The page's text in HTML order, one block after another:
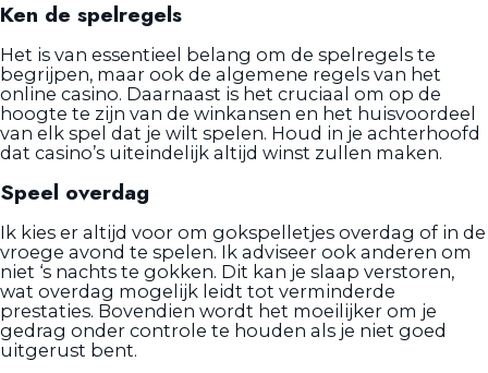
Ken de spelregels
Het is van essentieel belang om de spelregels te
begrijpen, maar ook de algemene regels van het
online casino. Daarnaast is het cruciaal om op de
hoogte te zijn van de winkansen en het huisvoordeel
van elk spel dat je wilt spelen. Houd in je achterhoofd
dat casino’s uiteindelijk altijd winst zullen maken.
Speel overdag
Ik kies er altijd voor om gokspelletjes overdag of in de
vroege avond te spelen. Ik adviseer ook anderen om
niet ‘s nachts te gokken. Dit kan je slaap verstoren,
wat overdag mogelijk leidt tot verminderde
prestaties. Bovendien wordt het moeilijker om je
gedrag onder controle te houden als je niet goed
uitgerust bent.